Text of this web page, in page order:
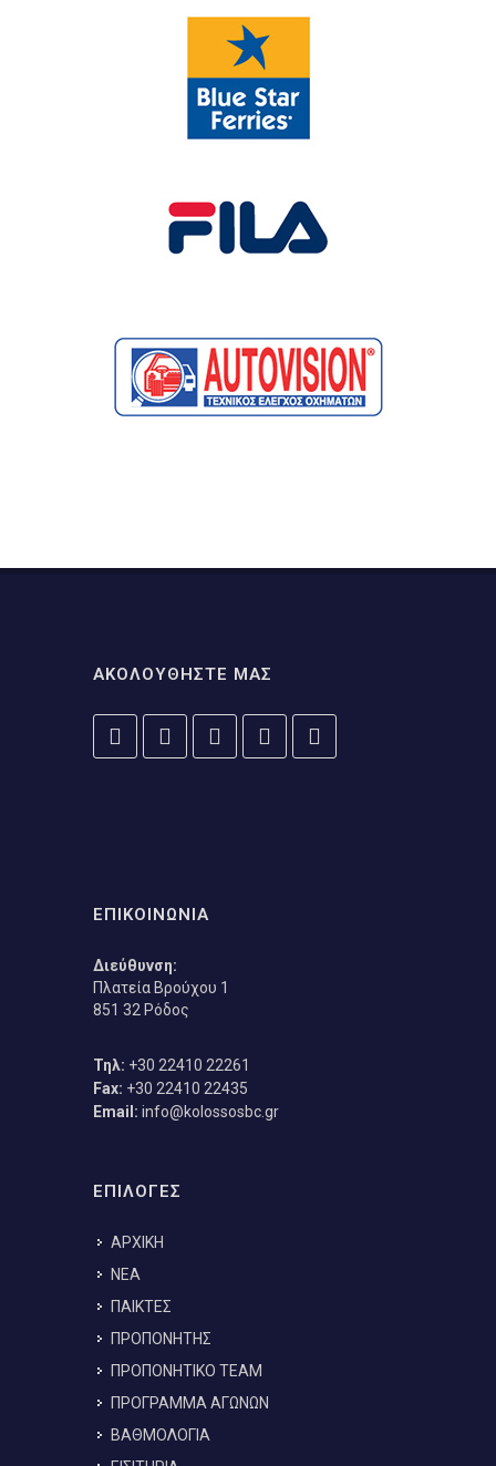
ΑΚΟΛΟΥΘΗΣΤΕ ΜΑΣ
ΕΠΙΚΟΙΝΩΝΙΑ
Διεύθυνση:
Πλατεία Βρούχου 1
851 32 Ρόδος
Τηλ: +30 22410 22261
Fax: +30 22410 22435
Email: info@kolossosbc.gr
ΕΠΙΛΟΓΕΣ
ΑΡΧΙΚΗ
ΝΕΑ
ΠΑΙΚΤΕΣ
ΠΡΟΠΟΝΗΤΗΣ
ΠΡΟΠΟΝΗΤΙΚΟ TEAM
ΠΡΟΓΡΑΜΜΑ ΑΓΩΝΩΝ
ΒΑΘΜΟΛΟΓΙΑ